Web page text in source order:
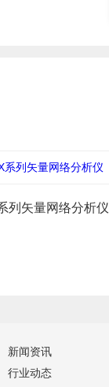
列矢量网络分析仪
新闻资讯
行业动态